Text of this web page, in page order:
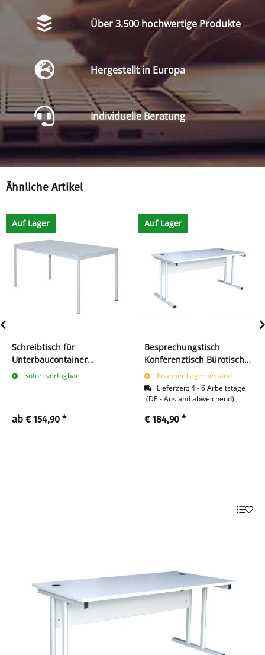
Über 3.500 hochwertige Produkte
Hergestellt in Europa
Individuelle Beratung
Ähnliche Artikel
Auf Lager
Schreibtisch für
Unterbaucontainer
120x80cm
Sofort verfügbar
ab € 154,90 *
Auf Lager
Besprechungstisch
Konferenztisch Bürotisch
730 x 800 x 800 mm
Lichtgrau 391010
Knapper Lagerbestand
Lieferzeit:4 - 6 Arbeitstage
(DE - Ausland abweichend)
€ 184,90 *